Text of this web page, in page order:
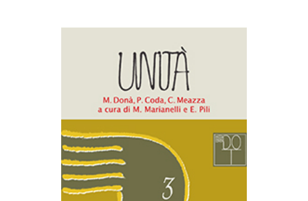
AGGIUNGI AL CARRELLO